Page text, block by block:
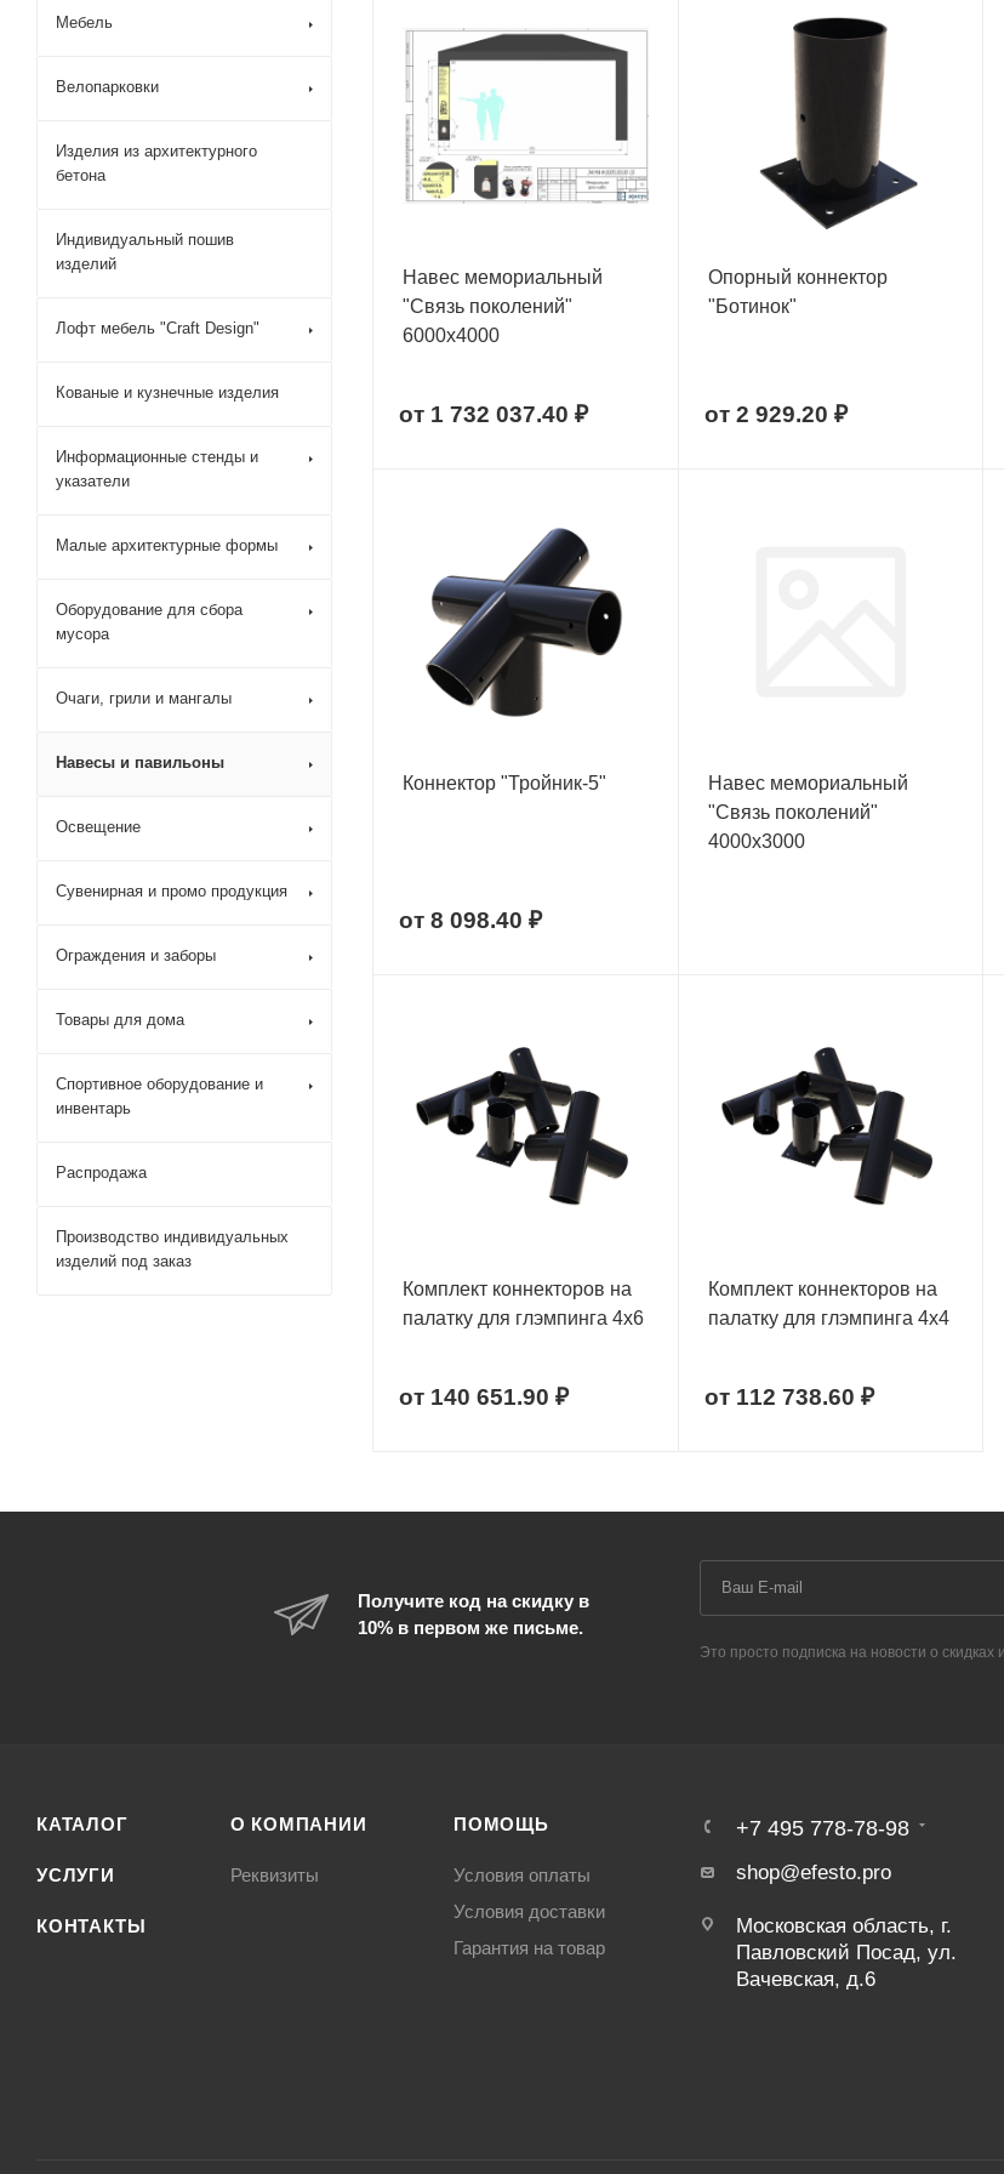
Навес мемориальный
"Связь поколений"
6000х4000
от 1 732 037.40 ₽
Опорный коннектор
"Ботинок"
от 2 929.20 ₽
Коннектор "Тройник-5"
от 8 098.40 ₽
Навес мемориальный
"Связь поколений"
4000х3000
Комплект коннекторов на
палатку для глэмпинга 4х6
от 140 651.90 ₽
Комплект коннекторов на
палатку для глэмпинга 4х4
от 112 738.60 ₽
Мебель
Велопарковки
Изделия из архитектурного
бетона
Индивидуальный пошив
изделий
Лофт мебель "Craft Design"
Кованые и кузнечные изделия
Информационные стенды и
указатели
Малые архитектурные формы
Оборудование для сбора
мусора
Очаги, грили и мангалы
Навесы и павильоны
Освещение
Сувенирная и промо продукция
Ограждения и заборы
Товары для дома
Спортивное оборудование и
инвентарь
Распродажа
Производство индивидуальных
изделий под заказ
Получите код на скидку в
10% в первом же письме.
Это просто подписка на новости о
КАТАЛОГ
УСЛУГИ
КОНТАКТЫ
О КОМПАНИИ
Реквизиты
ПОМОЩЬ
Условия оплаты
Условия доставки
Гарантия на товар
+7 495 778-78-98
shop@efesto.pro
Московская область, г.
Павловский Посад, ул.
Вачевская, д.6